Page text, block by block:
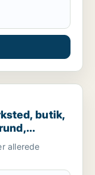
klinik,
butik,
til salg i
allerede